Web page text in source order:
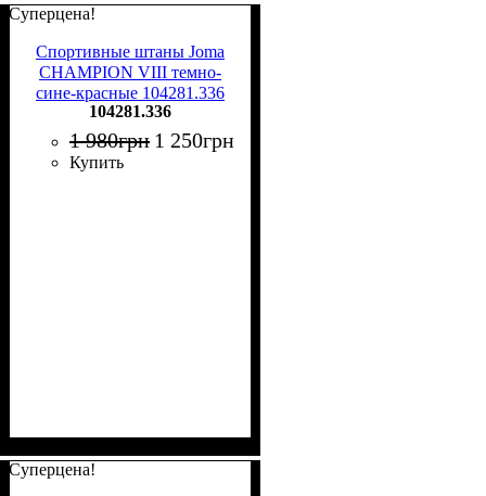
Суперцена!
Спортивные штаны Joma
CHAMPION VIII темно-
сине-красные 104281.336
104281.336
1 980грн 1 250грн
Купить
Суперцена!